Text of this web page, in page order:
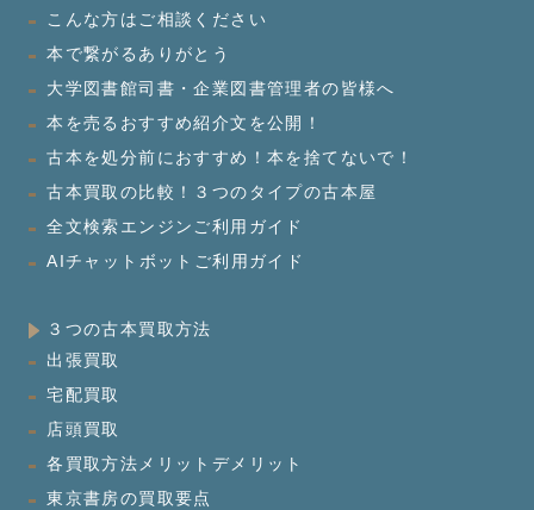
こんな方はご相談ください
本で繋がるありがとう
大学図書館司書・企業図書管理者の皆様へ
本を売るおすすめ紹介文を公開！
古本を処分前におすすめ！本を捨てないで！
古本買取の比較！３つのタイプの古本屋
全文検索エンジンご利用ガイド
AIチャットボットご利用ガイド
３つの古本買取方法
出張買取
宅配買取
店頭買取
各買取方法メリットデメリット
東京書房の買取要点